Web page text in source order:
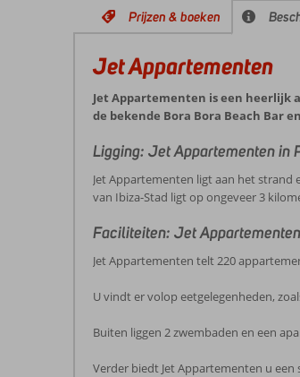
Prijzen & boeken
Jet Appartementen
Jet Appartementen is een heerlijk
de bekende Bora Bora Beach Bar
Ligging: Jet Appartementen in
Jet Appartementen ligt aan het strand
van Ibiza-Stad ligt op ongeveer 3
Faciliteiten: Jet Appartementen
Jet Appartementen telt 220
U vindt er volop eetgelegenheden,
Buiten liggen 2 zwembaden en een
Verder biedt Jet Appartementen u